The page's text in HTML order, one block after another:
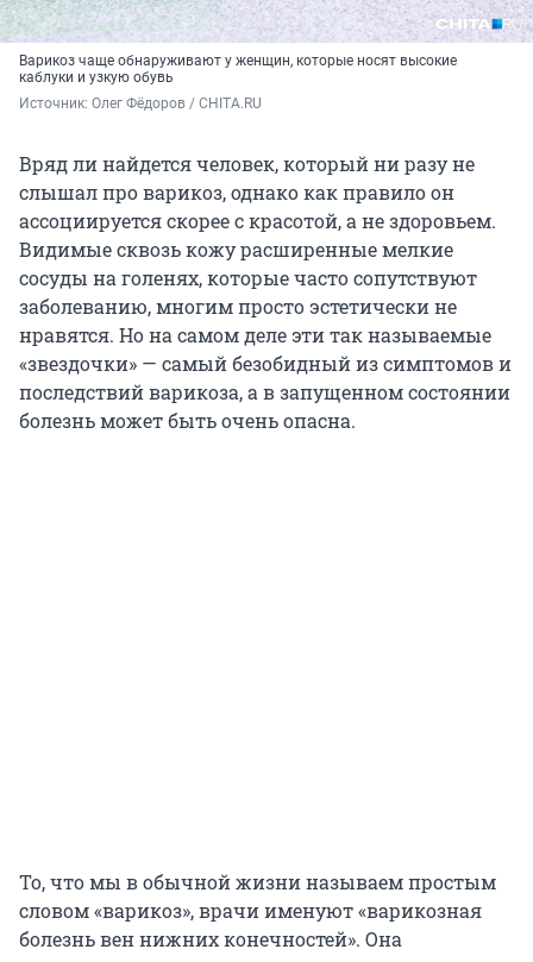
Варикоз чаще обнаруживают у женщин, которые носят высокие
каблуки и узкую обувь
Источник: Олег Фёдоров / CHITA.RU
Вряд ли найдется человек, который ни разу не
слышал про варикоз, однако как правило он
ассоциируется скорее с красотой, а не здоровьем.
Видимые сквозь кожу расширенные мелкие
сосуды на голенях, которые часто сопутствуют
заболеванию, многим просто эстетически не
нравятся. Но на самом деле эти так называемые
«звездочки» — самый безобидный из симптомов и
последствий варикоза, а в запущенном состоянии
болезнь может быть очень опасна.
То, что мы в обычной жизни называем простым
словом «варикоз», врачи именуют «варикозная
болезнь вен нижних конечностей». Она